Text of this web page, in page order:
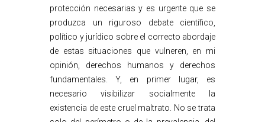
protección necesarias y es urgente que se
produzca un riguroso debate científico,
político y jurídico sobre el correcto abordaje
de estas situaciones que vulneren, en mi
opinión, derechos humanos y derechos
fundamentales. Y, en primer lugar, es
necesario visibilizar socialmente la
existencia de este cruel maltrato. No se trata